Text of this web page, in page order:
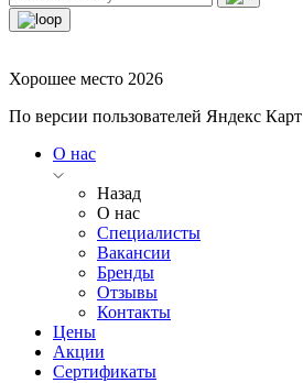
Хорошее место 2026
По версии пользователей Яндекс Карт
О нас
Назад
О нас
Специалисты
Вакансии
Бренды
Отзывы
Контакты
Цены
Акции
Сертификаты